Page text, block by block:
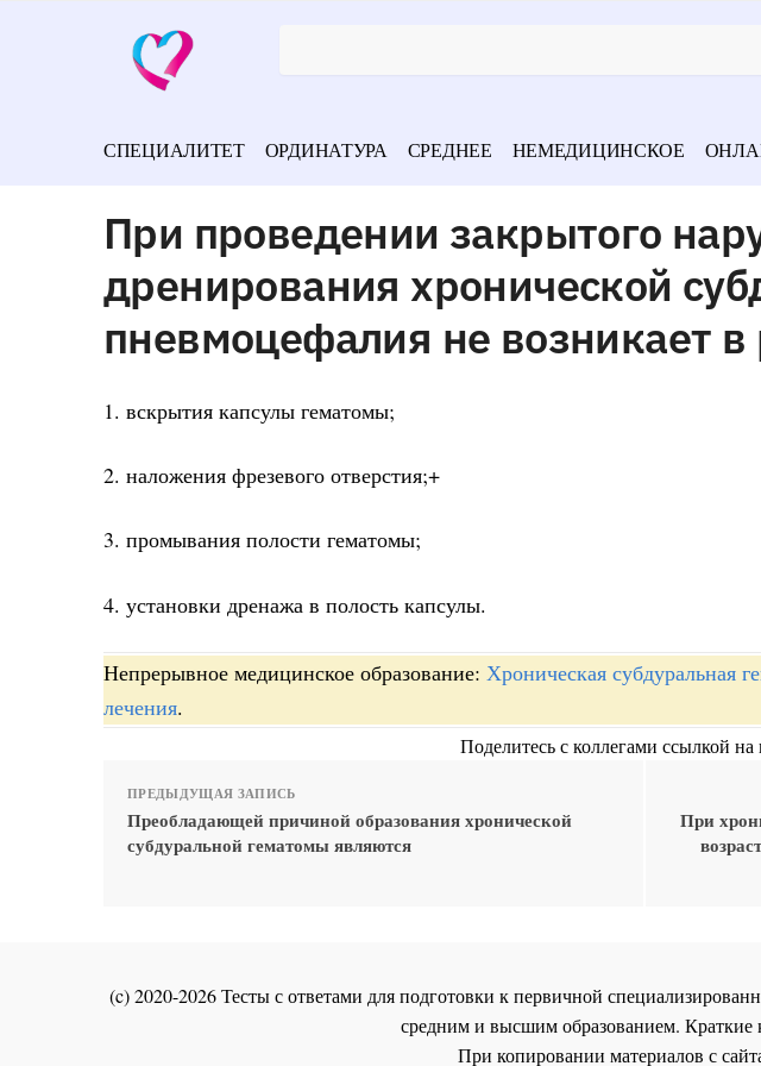
СПЕЦИАЛИТЕТ ОРДИНАТУРА СРЕДНЕЕ НЕМЕДИЦИНСКОЕ
При проведении закрытого
дренирования хронической
пневмоцефалия не возникает в
1. вскрытия капсулы гематомы;
2. наложения фрезевого отверстия;+
3. промывания полости гематомы;
4. установки дренажа в полость капсулы.
Непрерывное медицинское образование: Хроническая субдуральная
лечения.
Поделитесь с коллегами ссылкой
ПРЕДЫДУЩАЯ ЗАПИСЬ
Преобладающей причиной образования хронической
субдуральной гематомы являются
При
(c) 2020-2026 Тесты с ответами для подготовки к первичной
средним и высшим образованием.
При копировании материалов с